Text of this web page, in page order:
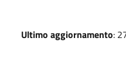
Ultimo aggiornamento: